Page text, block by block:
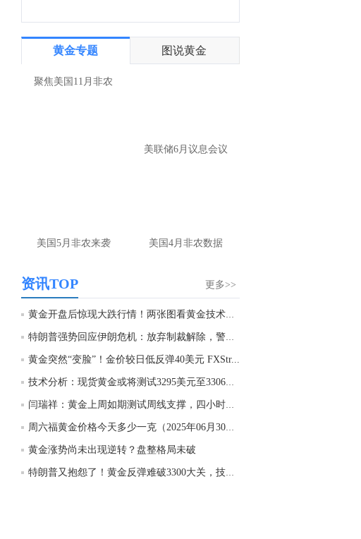
黄金专题 图说黄金
聚焦美国11月非农
美联储6月议息会议
美国5月非农来袭 美国4月非农数据
更多>>
资讯TOP
黄金开盘后惊现大跌行情！两张图看黄金技术前景...
特朗普强势回应伊朗危机：放弃制裁解除，警告再...
黄金突然“变脸”！金价较日低反弹40美元 FXStr...
技术分析：现货黄金或将测试3295美元至3306美元...
闫瑞祥：黄金上周如期测试周线支撑，四小时阻力...
周六福黄金价格今天多少一克（2025年06月30日）...
黄金涨势尚未出现逆转？盘整格局未破
特朗普又抱怨了！黄金反弹难破3300大关，技术面...